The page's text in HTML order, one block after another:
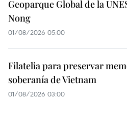
Geoparque Global de la
Nong
01/08/2026 05:00
Filatelia para preservar
soberanía de Vietnam
01/08/2026 03:00